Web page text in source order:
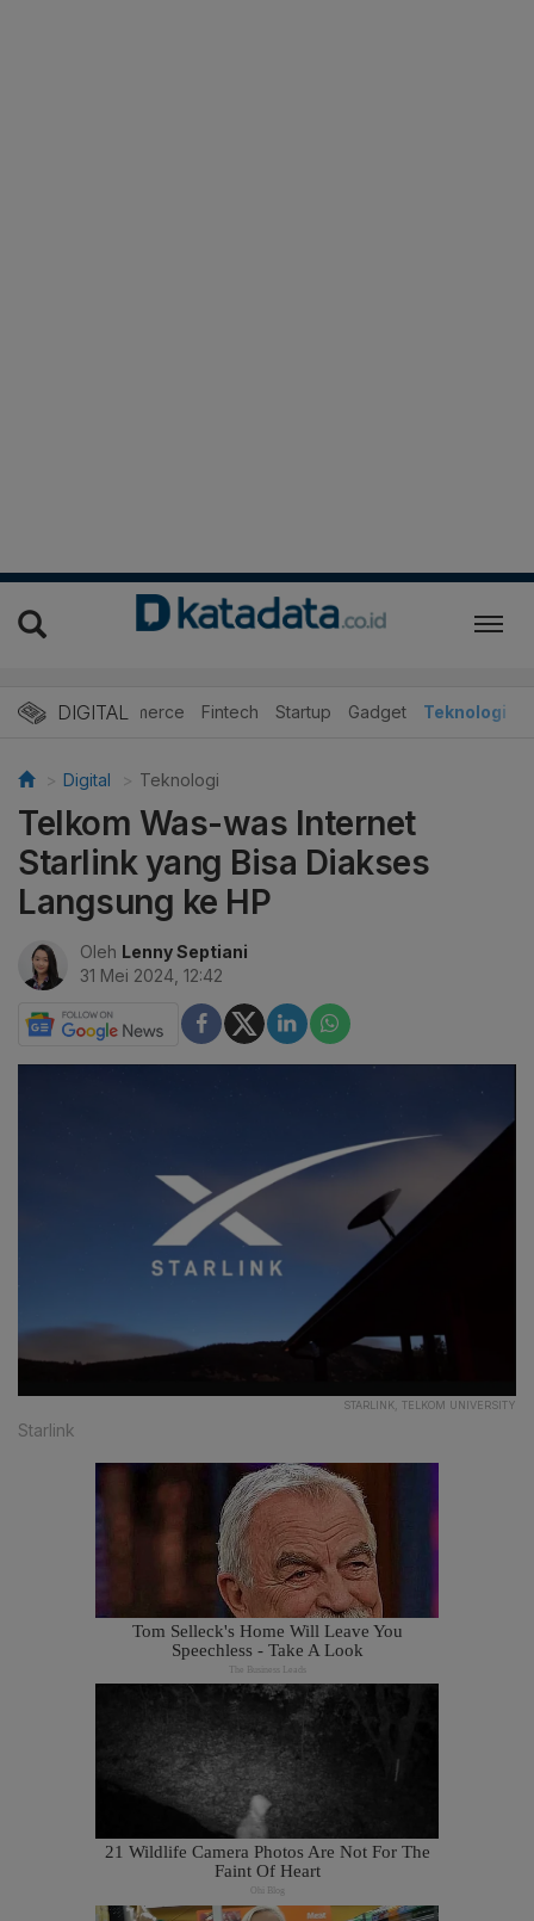
DIGITAL
E-Commerce Fintech Startup Gadget Teknologi
Digital Teknologi
Telkom Was-was Internet
Starlink yang Bisa Diakses
Langsung ke HP
Oleh Lenny Septiani
31 Mei 2024, 12:42
STARLINK, TELKOM UNIVERSITY
Starlink